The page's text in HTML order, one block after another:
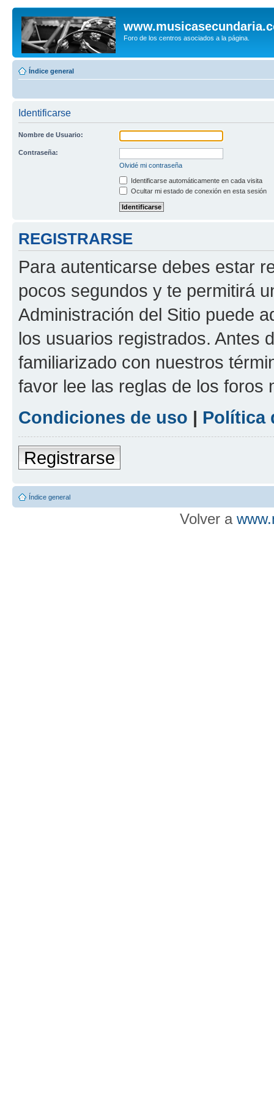
Foro de los centros asociados a la página.
Índice general
Identificarse
Nombre de Usuario:
Contraseña:
Olvidé mi contraseña
Identificarse automáticamente en cada visita
Ocultar mi estado de conexión en esta sesión
REGISTRARSE
Para autenticarse debes estar
pocos segundos y te permitirá
Administración del Sitio puede
los usuarios registrados. Antes
familiarizado con nuestros
favor lee las reglas de los foros
Condiciones de uso | Política
Registrarse
Índice general
Volver a